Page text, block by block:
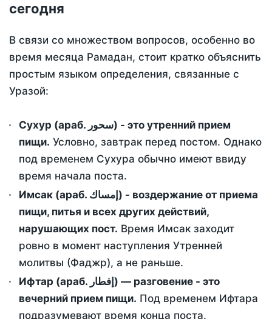
сегодня
В связи со множеством вопросов, особенно во
время месяца Рамадан, стоит кратко объяснить
простым языком определения, связанные с
Уразой:
Сухур (араб. سحور) - это утренний прием
пищи. Условно, завтрак перед постом. Однако
под временем Сухура обычно имеют ввиду
время начала поста.
Имсак (араб. إمساك) - воздержание от приема
пищи, питья и всех других действий,
нарушающих пост. Время Имсак заходит
ровно в момент наступления Утренней
молитвы (Фаджр), а не раньше.
Ифтар (араб. إفطار) — разговение - это
вечерний прием пищи. Под временем Ифтара
подразумевают время конца поста.